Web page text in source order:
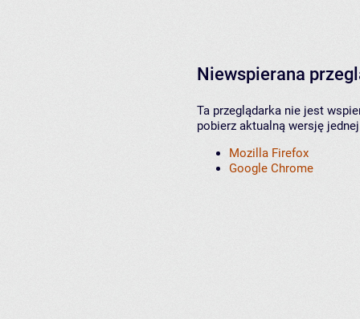
Niewspierana
Ta przeglądarka nie jest
pobierz aktualną wersję
Mozilla Firefox
Google Chrome